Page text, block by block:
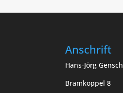
Anschrift
Hans-Jörg Gensch
Bramkoppel 8